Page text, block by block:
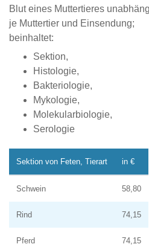
Blut eines Muttertieres
je Muttertier und Einsendung;
beinhaltet:
Sektion,
Histologie,
Bakteriologie,
Mykologie,
Molekularbiologie,
Serologie
Sektion von Feten, Tierart in €
Schwein 58,80
Rind 74,15
Pferd 74,15